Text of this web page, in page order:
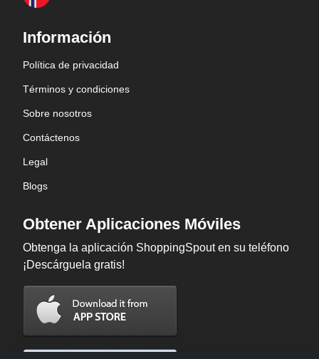
Información
Política de privacidad
Términos y condiciones
Sobre nosotros
Contáctenos
Legal
Blogs
Obtener Aplicaciones Móviles
Obtenga la aplicación ShoppingSpout en su teléfono
¡Descárguela gratis!